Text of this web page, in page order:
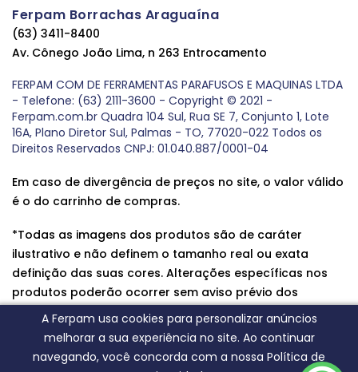
A Ferpam usa cookies para personalizar anúncios
melhorar a sua experiência no site. Ao continuar
navegando, você concorda com a nossa Política de
Ferpam Borrachas Araguaína
(63) 3411-8400
Av. Cônego João Lima, n 263 Entrocamento
FERPAM COM DE FERRAMENTAS PARAFUSOS E MAQUINAS LTDA
- Telefone: (63) 2111-3600 - Copyright © 2021 -
Ferpam.com.br Quadra 104 Sul, Rua SE 7, Conjunto 1, Lote
16A, Plano Diretor Sul, Palmas - TO, 77020-022 Todos os
Direitos Reservados CNPJ: 01.040.887/0001-04
Em caso de divergência de preços no site, o valor válido
é o do carrinho de compras.
*Todas as imagens dos produtos são de caráter
ilustrativo e não definem o tamanho real ou exata
definição das suas cores. Alterações específicas nos
produtos poderão ocorrer sem aviso prévio dos
fornecedores, qualquer dúvida sobre nossos produtos
entre em contato conosco.